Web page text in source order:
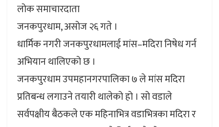
लोक समाचारदाता
जनकपुरधाम, असोज २६ गते ।
धार्मिक नगरी जनकपुरधामलाई मांस–मदिरा निषेध गर्न
अभियान थालिएको छ ।
जनकपुरधाम उपमहानगरपालिका ७ ले मांस मदिरा
प्रतिबन्ध लगाउने तयारी थालेको हो । सो वडाले
सर्वपक्षीय बैठकले एक महिनाभित्र वडाभित्रका मदिरा र